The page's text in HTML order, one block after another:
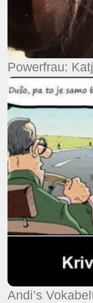
Powerfrau:
Andi’s